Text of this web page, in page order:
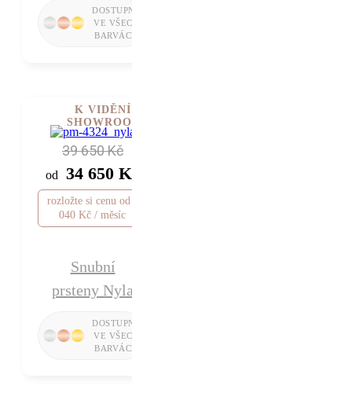
39 650 Kč
od 34 650 Kč
rozložte si cenu od 1
040 Kč / měsíc
Snubní
prsteny Nyla
K VIDĚNÍ V
SHOWROOMU